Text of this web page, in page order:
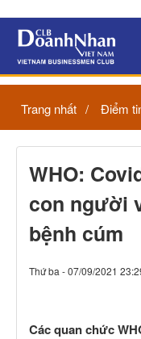
Trang nhất Điểm
WHO:
con người
bệnh cúm
Thứ ba - 07/09/2021
Các quan chức